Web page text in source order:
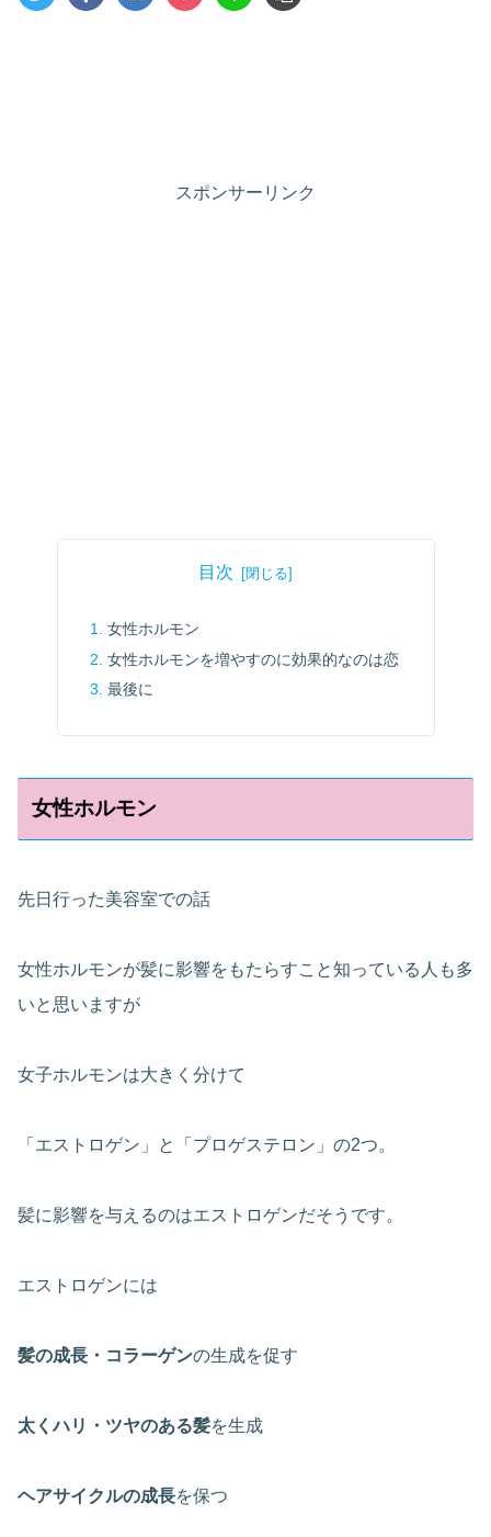
スポンサーリンク
目次
女性ホルモン
女性ホルモンを増やすのに効果的なのは恋
最後に
女性ホルモン
先日行った美容室での話
女性ホルモンが髪に影響をもたらすこと知っている人も多
いと思いますが
女子ホルモンは大きく分けて
「エストロゲン」と「プロゲステロン」の2つ。
髪に影響を与えるのはエストロゲンだそうです。
エストロゲンには
髪の成長・コラーゲンの生成を促す
太くハリ・ツヤのある髪を生成
ヘアサイクルの成長を保つ